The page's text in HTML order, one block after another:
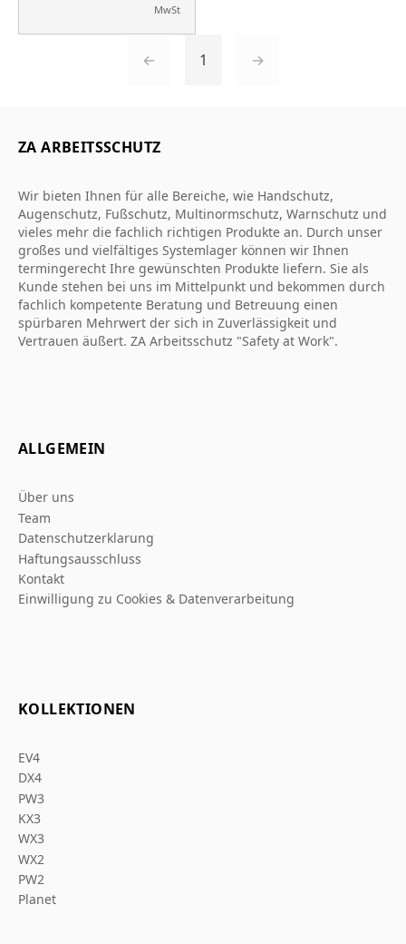
MwSt
← 1 →
ZA ARBEITSSCHUTZ
Wir bieten Ihnen für alle Bereiche, wie Handschutz,
Augenschutz, Fußschutz, Multinormschutz, Warnschutz und
vieles mehr die fachlich richtigen Produkte an. Durch unser
großes und vielfältiges Systemlager können wir Ihnen
termingerecht Ihre gewünschten Produkte liefern. Sie als
Kunde stehen bei uns im Mittelpunkt und bekommen durch
fachlich kompetente Beratung und Betreuung einen
spürbaren Mehrwert der sich in Zuverlässigkeit und
Vertrauen äußert. ZA Arbeitsschutz "Safety at Work".
ALLGEMEIN
Über uns
Team
Datenschutzerklarung
Haftungsausschluss
Kontakt
Einwilligung zu Cookies & Datenverarbeitung
KOLLEKTIONEN
EV4
DX4
PW3
KX3
WX3
WX2
PW2
Planet